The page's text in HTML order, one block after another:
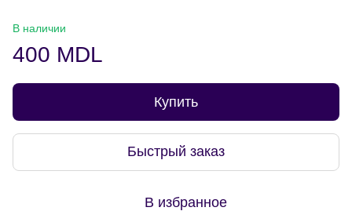
В наличии
400 MDL
Купить
Быстрый заказ
В избранное